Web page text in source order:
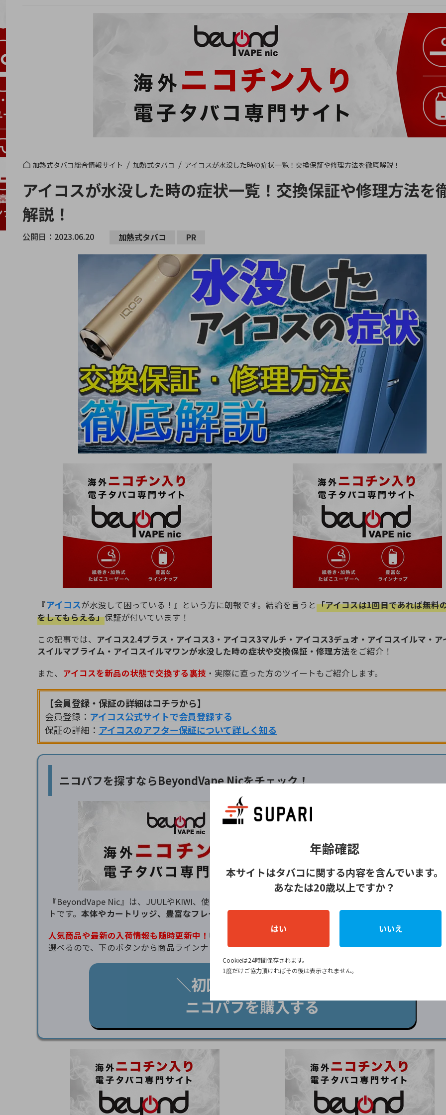
加熱式タバコ総合情報サイト 加熱式タバコ アイコスが水没した時の症状一覧！交換保証や修理方法を徹底解説！
アイコスが水没した時の症状一覧！交換保証や修理方法を
解説！
公開日： 2023.06.20 加熱式タバコ PR
『アイコスが水没して困っている！』という方に朗報です。結論を言うと「アイコスは1回目であれば無料
をしてもらえる」保証が付いています！
この記事では、 アイコス2.4プラス・アイコス3・アイコス3マルチ・アイコス3デュオ・アイコスイルマ・ア
スイルマプライム・アイコスイルマワンが水没した時の症状や交換保証・修理方法をご紹介！
また、 アイコスを新品の状態で交換する裏技 ・実際に直った方のツイートもご紹介します。
【会員登録・保証の詳細はコチラから】
会員登録： アイコス公式サイトで会員登録する
保証の詳細： アイコスのアフター保証について詳しく知る
ニコパフを探すならBeyondVape Nicをチェック！
『BeyondVape Nic』は、JUULやKIWI、使い捨て電子タバコなど、ニコチン入りの商品を取り扱う通販
トです。 本体やカートリッジ、豊富なフレーバーから、自分に合ったニコパフを探せます。
人気商品や最新の入荷情報も随時更新中！ 吸いごたえやデバイスの形状、好みのフレーバーを比較しな
選べるので、下のボタンから商品ラインナップをチェックしてみてください！
＼初回購入15％オフ／
ニコパフを購入する
年齢確認
本サイトはタバコに関する内容を含んでいます。
あなたは20歳以上ですか？
はい いいえ
Cookieは24時間保存されます。
1度だけご協力頂ければその後は表示されません。